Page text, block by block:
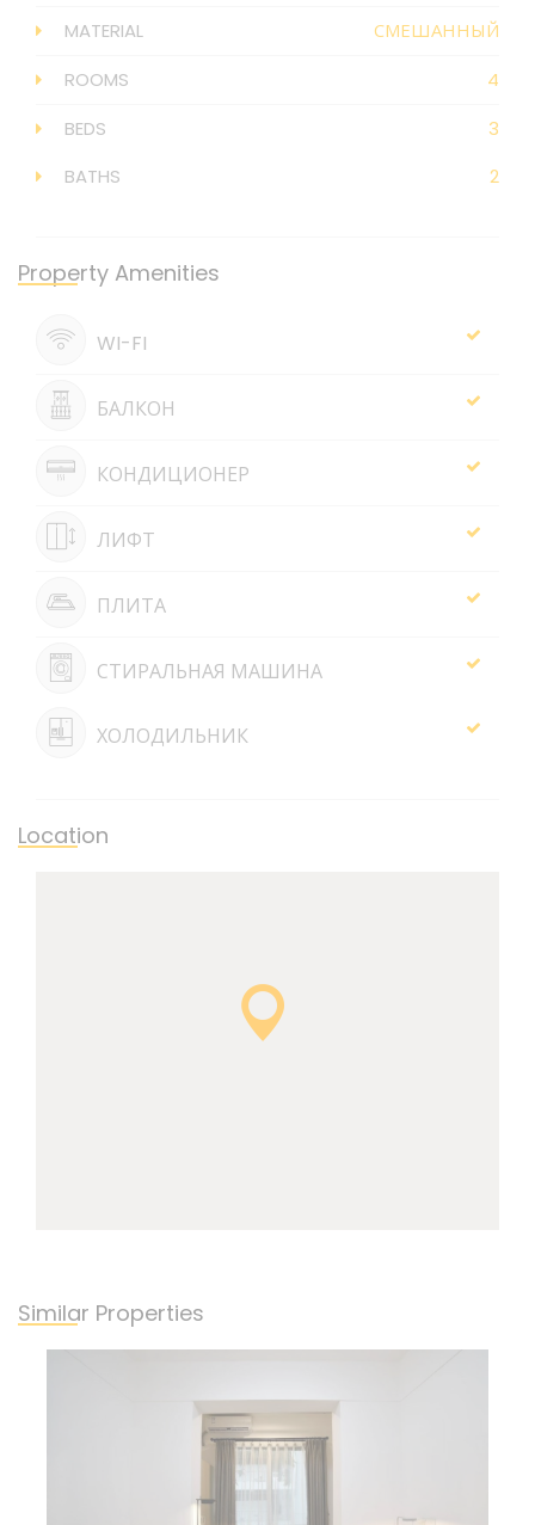
MATERIAL
СМЕШАННЫЙ
ROOMS
4
BEDS
3
BATHS
2
Property Amenities
WI-FI
БАЛКОН
КОНДИЦИОНЕР
ЛИФТ
ПЛИТА
СТИРАЛЬНАЯ МАШИНА
ХОЛОДИЛЬНИК
Location
Similar Properties